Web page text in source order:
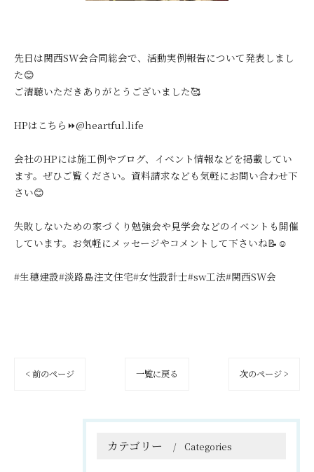
先日は関西SW会合同総会で、活動実例報告について発表しまし
た😊
ご清聴いただきありがとうございました🥰
HPはこちら⏩@heartful.life
会社のHPには施工例やブログ、イベント情報などを掲載してい
ます。ぜひご覧ください。資料請求なども気軽にお問い合わせ下
さい😊
失敗しないための家づくり勉強会や見学会などのイベントも開催
しています。お気軽にメッセージやコメントして下さいね📝☺️
#生穂建設#淡路島注文住宅#女性設計士#sw工法#関西SW会
< 前のページ 一覧に戻る 次のページ >
カテゴリー Categories